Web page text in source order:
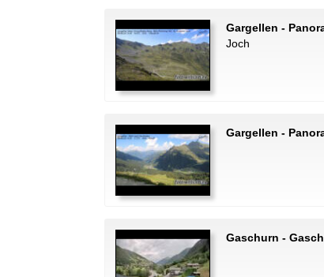
Gargellen -
Joch
Gargellen -
Gaschurn -